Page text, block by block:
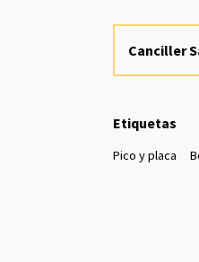
Canciller
Etiquetas
Pico y placa